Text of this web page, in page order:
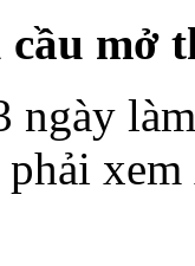
mở
ngày